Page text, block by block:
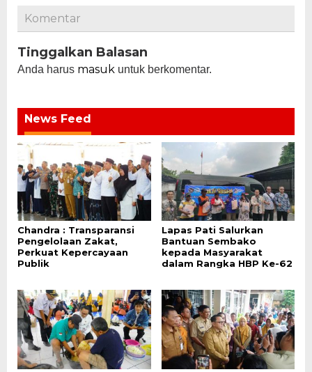
Komentar
Tinggalkan Balasan
Anda harus masuk untuk berkomentar.
News Feed
Chandra : Transparansi
Pengelolaan Zakat,
Perkuat Kepercayaan
Publik
Lapas Pati Salurkan
Bantuan Sembako
kepada Masyarakat
dalam Rangka HBP Ke-62